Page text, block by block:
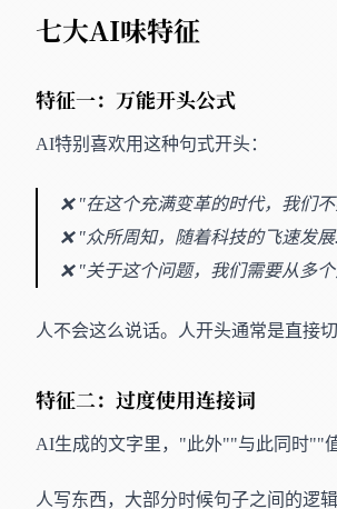
七大AI味特征
特征一：万能开头公式
AI特别喜欢用这种句式开头：
❌ "在这个充满变革的时代，我们
❌ "众所周知，随着科技的飞速发
❌ "关于这个问题，我们需要从多
人不会这么说话。人开头通常是直接
特征二：过度使用连接词
AI生成的文字里，"此外""与此同时""
人写东西，大部分时候句子之间的逻